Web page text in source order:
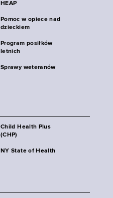
HEAP
Pomoc w opiece nad
dzieckiem
Program posiłków
letnich
Sprawy weteranów
Child Health Plus
(CHP)
NY State of Health